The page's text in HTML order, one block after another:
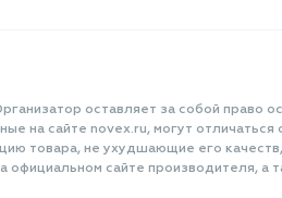
оставляет за собой право
на сайте novex.ru, могут
товара, не ухудшающие его
официальном сайте производителя,